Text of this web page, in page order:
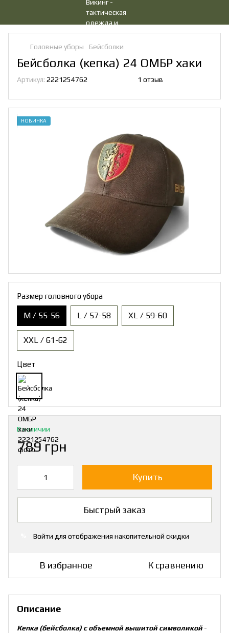
Головные уборы Бейсболки
Бейсболка (кепка) 24 ОМБР хаки
Артикул: 2221254762 1 отзыв
НОВИНКА
Размер головного убора
M / 55-56 L / 57-58 XL / 59-60
XXL / 61-62
Цвет
В наличии
789 грн
Купить
Быстрый заказ
Войти для отображения накопительной скидки
В избранное К сравнению
Описание
Кепка (бейсболка) с объемной вышитой символикой-